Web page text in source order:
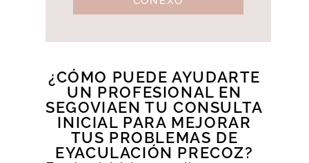
¿CÓMO PUEDE AYUDARTE
UN PROFESIONAL EN
SEGOVIAEN TU CONSULTA
INICIAL PARA MEJORAR
TUS PROBLEMAS DE
EYACULACIÓN PRECOZ?